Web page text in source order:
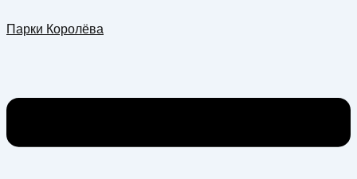
к
Парки Королёва